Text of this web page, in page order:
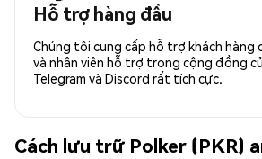
Hỗ trợ hàng đầu
Chúng tôi cung cấp hỗ trợ khách hàng
và nhân viên hỗ trợ trong cộng đồng
Telegram và Discord rất tích cực.
Cách lưu trữ Polker (PKR)